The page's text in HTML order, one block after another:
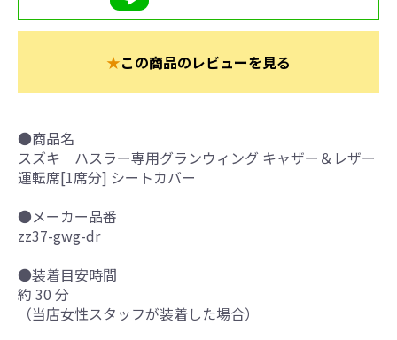
★この商品のレビューを見る
●商品名
スズキ ハスラー専用グランウィング キャザー＆レザー
運転席[1席分] シートカバー
●メーカー品番
zz37-gwg-dr
●装着目安時間
約 30 分
（当店女性スタッフが装着した場合）